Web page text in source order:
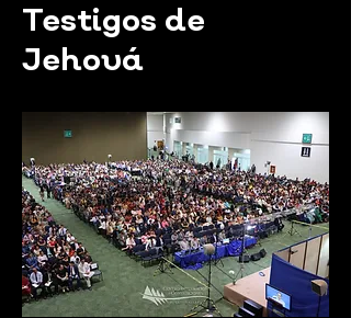
Testigos de
Jehová